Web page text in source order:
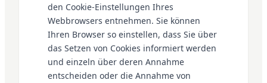
den Cookie-Einstellungen Ihres
Webbrowsers entnehmen. Sie können
Ihren Browser so einstellen, dass Sie über
das Setzen von Cookies informiert werden
und einzeln über deren Annahme
entscheiden oder die Annahme von